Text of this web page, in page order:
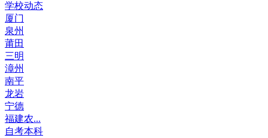
学校动态
厦门
泉州
莆田
三明
漳州
南平
龙岩
宁德
福建农...
自考本科